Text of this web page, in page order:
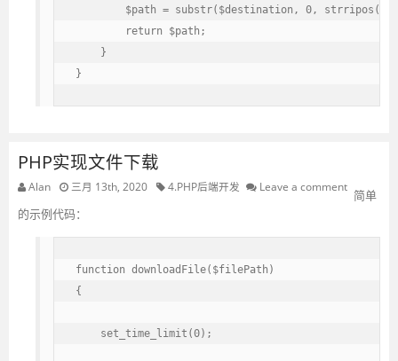
$path = substr($destination, 0,
        return $path;
    }
}
PHP实现文件下载
Alan 三月 13th, 2020 4.PHP后端开发 Leave a comment
简单
的示例代码：
function downloadFile($filePath)
{
    set_time_limit(0);